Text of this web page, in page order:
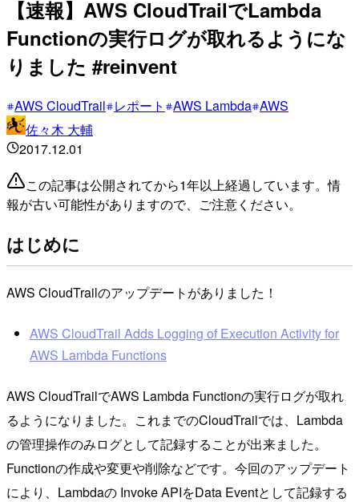
【速報】AWS CloudTrailでLambda
Functionの実行ログが取れるようにな
りました #reinvent
AWS CloudTrail レポート AWS Lambda AWS
佐々木 大輔
2017.12.01
この記事は公開されてから1年以上経過しています。情
報が古い可能性がありますので、ご注意ください。
はじめに
AWS CloudTrailのアップデートがありました！
AWS CloudTrail Adds Logging of Execution Activity for
AWS Lambda Functions
AWS CloudTrailでAWS Lambda Functionの実行ログが取れ
るようになりました。これまでのCloudTrailでは、Lambda
の管理操作のみログとして記録することが出来ました。
Functionの作成や変更や削除などです。今回のアップデート
により、Lambdaの Invoke APIをData Eventとして記録する